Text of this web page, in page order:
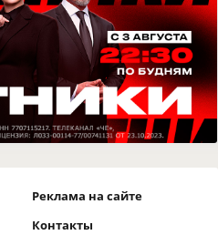
Реклама на сайте
Контакты